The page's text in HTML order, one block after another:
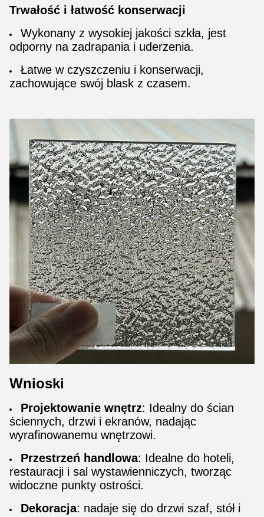
Trwałość i łatwość konserwacji
Wykonany z wysokiej jakości szkła, jest
odporny na zadrapania i uderzenia.
Łatwe w czyszczeniu i konserwacji,
zachowujące swój blask z czasem.
Wnioski
Projektowanie wnętrz: Idealny do ścian
ściennych, drzwi i ekranów, nadając
wyrafinowanemu wnętrzowi.
Przestrzeń handlowa: Idealne do hoteli,
restauracji i sal wystawienniczych, tworząc
widoczne punkty ostrości.
Dekoracja: nadaje się do drzwi szaf, stół i